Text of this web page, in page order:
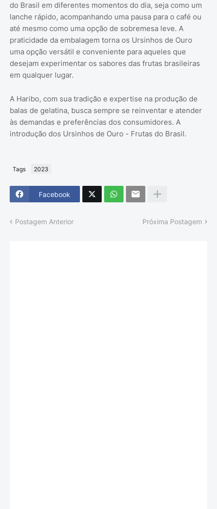
do Brasil em diferentes momentos do dia, seja como um
lanche rápido, acompanhando uma pausa para o café ou
até mesmo como uma opção de sobremesa leve. A
praticidade da embalagem torna os Ursinhos de Ouro
uma opção versátil e conveniente para aqueles que
desejam experimentar os sabores das frutas brasileiras
em qualquer lugar.
A Haribo, com sua tradição e expertise na produção de
balas de gelatina, busca sempre se reinventar e atender
às demandas e preferências dos consumidores. A
introdução dos Ursinhos de Ouro - Frutas do Brasil.
Tags 2023
Facebook
Postagem Anterior Próxima Postagem